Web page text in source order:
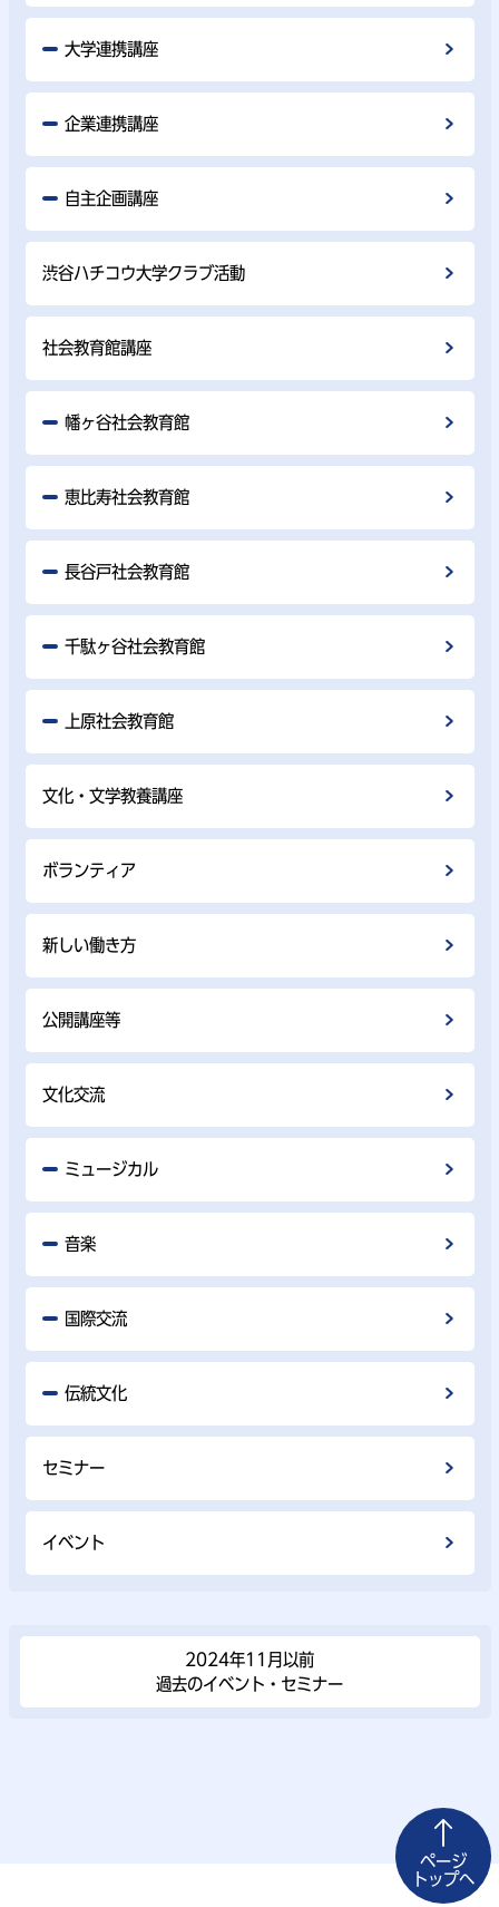
大学連携講座
企業連携講座
自主企画講座
渋谷ハチコウ大学クラブ活動
社会教育館講座
幡ヶ谷社会教育館
恵比寿社会教育館
長谷戸社会教育館
千駄ヶ谷社会教育館
上原社会教育館
文化・文学教養講座
ボランティア
新しい働き方
公開講座等
文化交流
ミュージカル
音楽
国際交流
伝統文化
セミナー
イベント
2024年11⽉以前
過去のイベント・セミナー
ページ
トップへ